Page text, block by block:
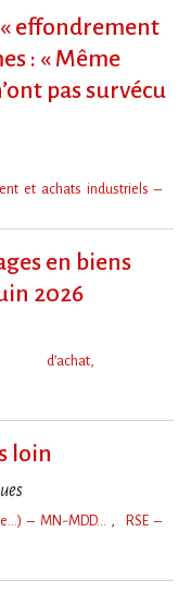
« effondrement
: « Même
pas survécu
et achats industriels –
en biens
2026
d’achat,
loin
– MN-MDD…
RSE –